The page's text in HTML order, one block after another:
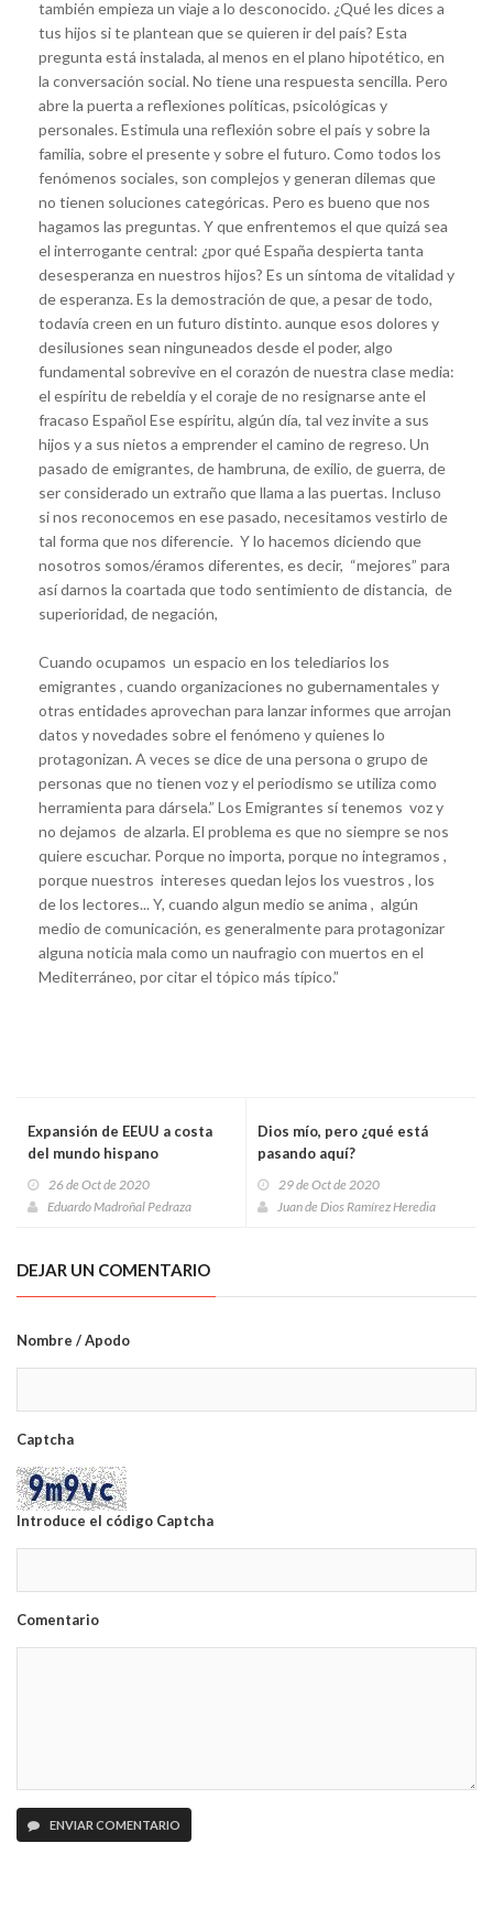
también empieza un viaje a lo desconocido. ¿Qué les dices a
tus hijos si te plantean que se quieren ir del país? Esta
pregunta está instalada, al menos en el plano hipotético, en
la conversación social. No tiene una respuesta sencilla. Pero
abre la puerta a reflexiones políticas, psicológicas y
personales. Estimula una reflexión sobre el país y sobre la
familia, sobre el presente y sobre el futuro. Como todos los
fenómenos sociales, son complejos y generan dilemas que
no tienen soluciones categóricas. Pero es bueno que nos
hagamos las preguntas. Y que enfrentemos el que quizá sea
el interrogante central: ¿por qué España despierta tanta
desesperanza en nuestros hijos? Es un síntoma de vitalidad y
de esperanza. Es la demostración de que, a pesar de todo,
todavía creen en un futuro distinto. aunque esos dolores y
desilusiones sean ninguneados desde el poder, algo
fundamental sobrevive en el corazón de nuestra clase media:
el espíritu de rebeldía y el coraje de no resignarse ante el
fracaso Español Ese espíritu, algún día, tal vez invite a sus
hijos y a sus nietos a emprender el camino de regreso. Un
pasado de emigrantes, de hambruna, de exilio, de guerra, de
ser considerado un extraño que llama a las puertas. Incluso
si nos reconocemos en ese pasado, necesitamos vestirlo de
tal forma que nos diferencie. Y lo hacemos diciendo que
nosotros somos/éramos diferentes, es decir, “mejores” para
así darnos la coartada que todo sentimiento de distancia, de
superioridad, de negación,
Cuando ocupamos un espacio en los telediarios los
emigrantes , cuando organizaciones no gubernamentales y
otras entidades aprovechan para lanzar informes que arrojan
datos y novedades sobre el fenómeno y quienes lo
protagonizan. A veces se dice de una persona o grupo de
personas que no tienen voz y el periodismo se utiliza como
herramienta para dársela.” Los Emigrantes sí tenemos voz y
no dejamos de alzarla. El problema es que no siempre se nos
quiere escuchar. Porque no importa, porque no integramos ,
porque nuestros intereses quedan lejos los vuestros , los
de los lectores... Y, cuando algun medio se anima , algún
medio de comunicación, es generalmente para protagonizar
alguna noticia mala como un naufragio con muertos en el
Mediterráneo, por citar el tópico más típico.”
Expansión de EEUU a costa
del mundo hispano
26 de Oct de 2020
Eduardo Madroñal Pedraza
Dios mío, pero ¿qué está
pasando aquí?
29 de Oct de 2020
Juan de Dios Ramírez Heredia
DEJAR UN COMENTARIO
Nombre / Apodo
Captcha
Introduce el código Captcha
Comentario
ENVIAR COMENTARIO